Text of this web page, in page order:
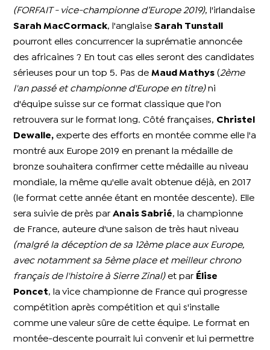
(FORFAIT - vice-championne d’Europe 2019), l'irlandaise
Sarah MacCormack, l'anglaiseSarah Tunstall
pourront elles concurrencer la suprématie annoncée
des africaines ? En tout cas elles seront des candidates
sérieuses pour un top 5. Pas deMaud Mathys ( 2ème
l'an passé et championne d'Europe en titre)ni
d'équipe suisse sur ce format classique que l'on
retrouvera sur le format long. Côté françaises, Christel
Dewalle, experte des efforts en montée comme elle l'a
montré aux Europe 2019 en prenant la médaille de
bronze souhaitera confirmer cette médaille au niveau
mondiale, la même qu'elle avait obtenue déjà, en 2017
(le format cette année étant en montée descente). Elle
sera suivie de près parAnais Sabrié, la championne
de France, auteure d'une saison de très haut niveau
(malgré la déception de sa 12ème place aux Europe,
avec notamment sa 5ème place et meilleur chrono
français de l'histoire à Sierre Zinal)et par Élise
Poncet, la vice championne de France qui progresse
compétition après compétition et qui s'installe
comme une valeur sûre de cette équipe. Le format en
montée-descente pourrait lui convenir et lui permettre